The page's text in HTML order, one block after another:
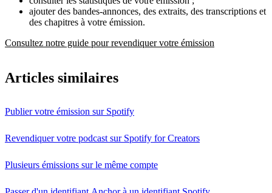
ajouter des bandes-annonces, des extraits, des transcriptions et
des chapitres à votre émission.
Consultez notre guide pour revendiquer votre émission
Articles similaires
Publier votre émission sur Spotify
Revendiquer votre podcast sur Spotify for Creators
Plusieurs émissions sur le même compte